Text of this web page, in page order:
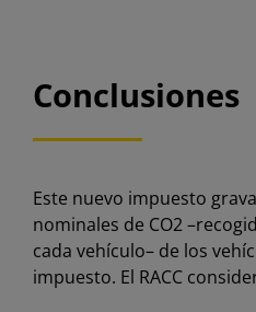
Conclusiones
Este nuevo impuesto
nominales de CO2
cada vehículo– de los
impuesto. El RACC